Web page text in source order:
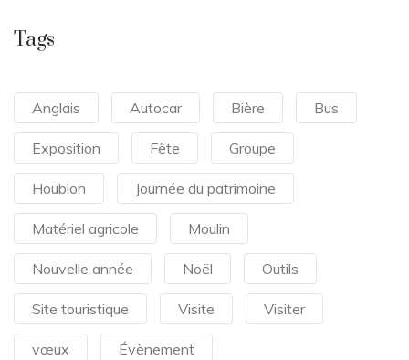
Tags
Anglais Autocar Bière Bus
Exposition Fête Groupe
Houblon Journée du patrimoine
Matériel agricole Moulin
Nouvelle année Noël Outils
Site touristique Visite Visiter
vœux Évènement